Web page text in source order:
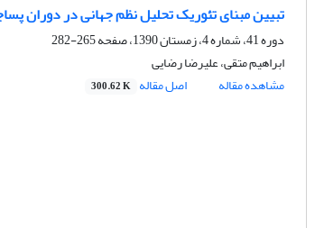
تبیین مبنای تئوریک تحلیل نظم جهانی در دوران
دوره 41، شماره 4، زمستان 1390، صفحه
265-282
ابراهیم متقی، علیرضا رضایی
مشاهده مقاله
اصل مقاله 300.62 K